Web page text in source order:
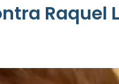
Raquel